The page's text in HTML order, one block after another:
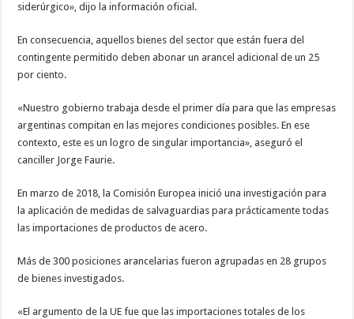
siderúrgico», dijo la información oficial.
En consecuencia, aquellos bienes del sector que están fuera del
contingente permitido deben abonar un arancel adicional de un 25
por ciento.
«Nuestro gobierno trabaja desde el primer día para que las empresas
argentinas compitan en las mejores condiciones posibles. En ese
contexto, este es un logro de singular importancia», aseguró el
canciller Jorge Faurie.
En marzo de 2018, la Comisión Europea inició una investigación para
la aplicación de medidas de salvaguardias para prácticamente todas
las importaciones de productos de acero.
Más de 300 posiciones arancelarias fueron agrupadas en 28 grupos
de bienes investigados.
«El argumento de la UE fue que las importaciones totales de los